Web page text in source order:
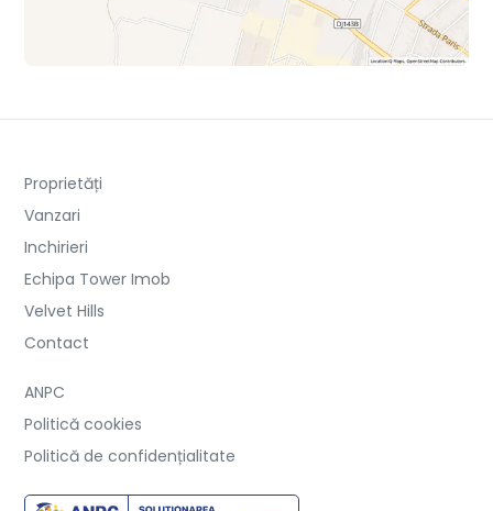
Proprietăți
Vanzari
Inchirieri
Echipa Tower Imob
Velvet Hills
Contact
ANPC
Politică cookies
Politică de confidențialitate